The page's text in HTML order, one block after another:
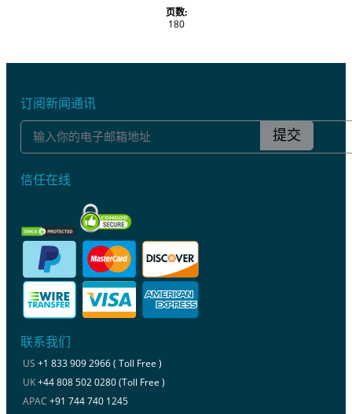
页数:
180
订阅新闻通讯
提交
信任在线
联系我们
US +1 833 909 2966 ( Toll Free )
UK+44 808 502 0280 (Toll Free )
APAC +91 744 740 1245